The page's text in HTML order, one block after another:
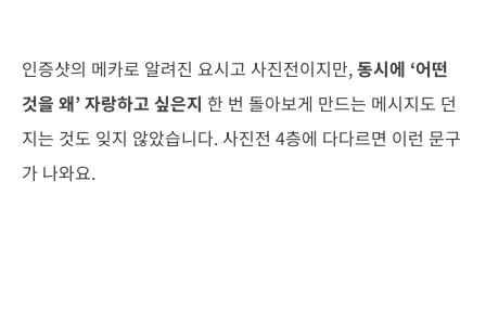
인증샷의 메카로 알려진 요시고 사진전이지만,동시에 ‘어떤
것을 왜’ 자랑하고 싶은지 한 번 돌아보게 만드는 메시지도 던
지는 것도 잊지 않았습니다. 사진전 4층에 다다르면 이런 문구
가 나와요.